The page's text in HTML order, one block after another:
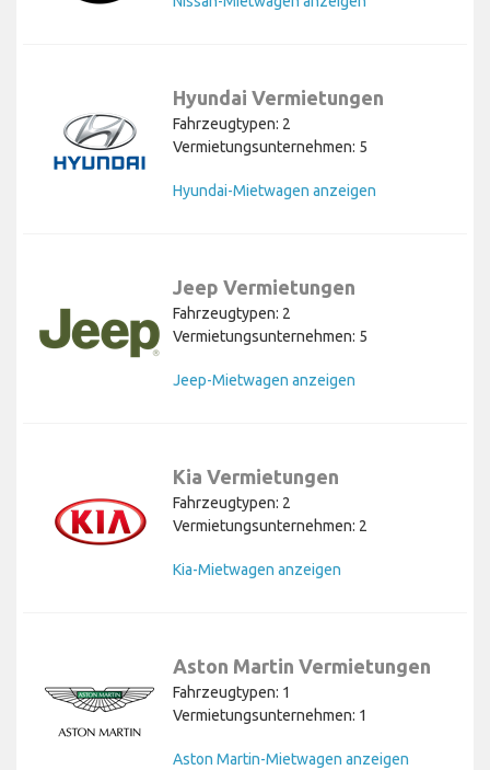
Hyundai Vermietungen
Fahrzeugtypen: 2
Vermietungsunternehmen: 5
Hyundai-Mietwagen anzeigen
Jeep Vermietungen
Fahrzeugtypen: 2
Vermietungsunternehmen: 5
Jeep-Mietwagen anzeigen
Kia Vermietungen
Fahrzeugtypen: 2
Vermietungsunternehmen: 2
Kia-Mietwagen anzeigen
Aston Martin Vermietungen
Fahrzeugtypen: 1
Vermietungsunternehmen: 1
Aston Martin-Mietwagen anzeigen